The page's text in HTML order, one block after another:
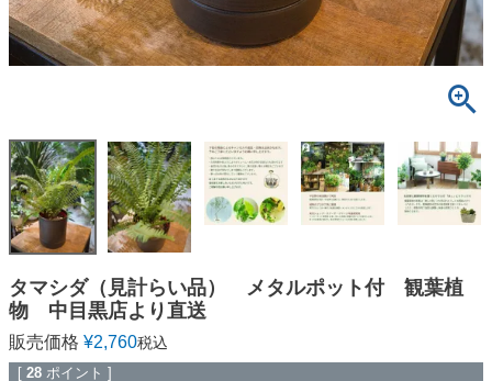
タマシダ（見計らい品） メタルポット付 観葉植
物 中目黒店より直送
販売価格 ¥2,760税込
28 ポイント ]